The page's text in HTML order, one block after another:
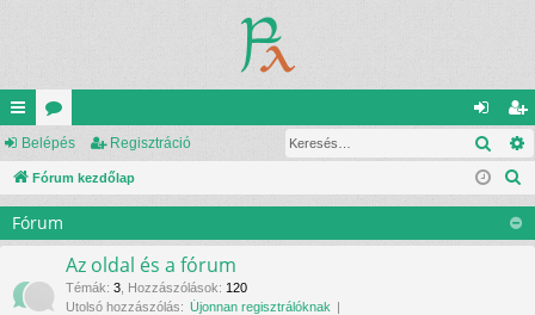
yo
rs
lin
ke
k
ór
u
ok
el
ép
eg
is
ztr
ác
Belépés Regisztráció
Fórum kezdőlap
Fórum
Az oldal és a fórum
Témák: 3 Hozzászólások: 120
Utolsó hozzászólás: Újonnan regisztrálóknak